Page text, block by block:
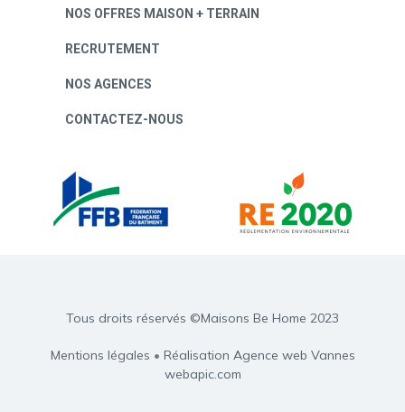
NOS OFFRES MAISON + TERRAIN
RECRUTEMENT
NOS AGENCES
CONTACTEZ-NOUS
Tous droits réservés ©Maisons Be Home 2023
Mentions légales • Réalisation Agence web Vannes
webapic.com